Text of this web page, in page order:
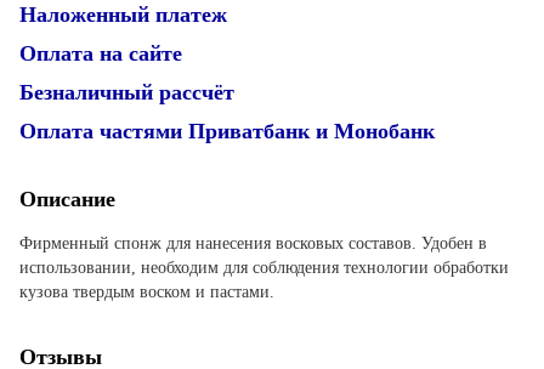
Наложенный платеж
Оплата на сайте
Безналичный рассчёт
Оплата частями Приватбанк и Монобанк
Описание
Фирменный спонж для нанесения восковых составов. Удобен в
использовании, необходим для соблюдения технологии обработки
кузова твердым воском и пастами.
Отзывы